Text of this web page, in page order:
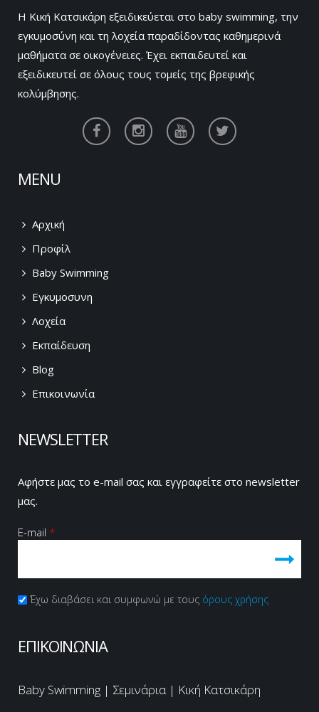
Η Κική Κατσικάρη εξειδικεύεται στο baby swimming, την
εγκυμοσύνη και τη λοχεία παραδίδοντας καθημερινά
μαθήματα σε οικογένειες. Έχει εκπαιδευτεί και
εξειδικευτεί σε όλους τους τομείς της βρεφικής
κολύμβησης.
MENU
Αρχική
Προφίλ
Baby Swimming
Εγκυμοσυνη
Λοχεία
Εκπαίδευση
Blog
Επικοινωνία
NEWSLETTER
Αφήστε μας το e-mail σας και εγγραφείτε στο newsletter
μας.
E-mail *
Πολιτική Απορρήτου *
Έχω διαβάσει και συμφωνώ με τους όρους χρήσης
This
question is
whether or
not you are
ΕΠΙΚΟΙΝΩΝΙΑ
Baby Swimming | Σεμινάρια | Κική Κατσικάρη